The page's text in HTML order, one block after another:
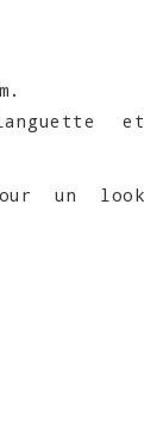
et
un look